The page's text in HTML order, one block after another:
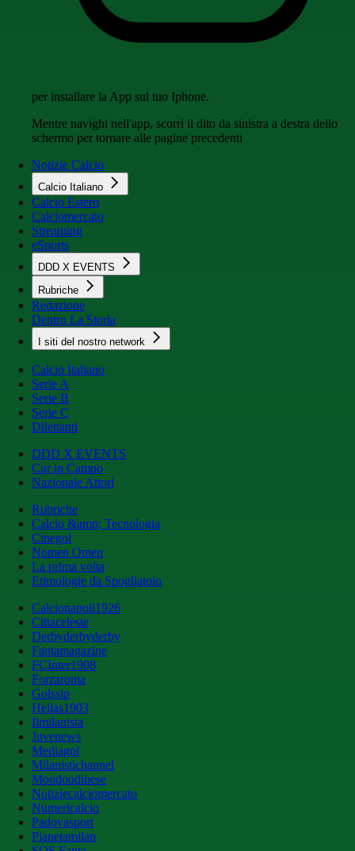
per installare la App sul tuo Iphone.
Mentre navighi nell'app, scorri il dito da sinistra a destra dello
schermo per tornare alle pagine precedenti
Notizie Calcio
Calcio Italiano
Calcio Estero
Calciomercato
Streaming
eSports
DDD X EVENTS
Rubriche
Redazione
Dentro La Storia
I siti del nostro network
Calcio Italiano
Serie A
Serie B
Serie C
Dilettanti
DDD X EVENTS
Cur in Campo
Nazionale Attori
Rubriche
Calcio &amp; Tecnologia
Cinegol
Nomen Omen
La prima volta
Etimologie da Spogliatoio
Calcionapoli1926
Cittaceleste
Derbyderbyderby
Fantamagazine
FCInter1908
Forzaroma
Golssip
Hellas1903
Ilmilanista
Juvenews
Mediagol
Milanistichannel
Mondoudinese
Notiziecalciomercato
Numericalcio
Padovasport
Pianetamilan